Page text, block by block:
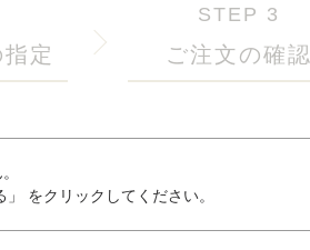
定
STEP 3
ご注文の確認
をクリックしてください。